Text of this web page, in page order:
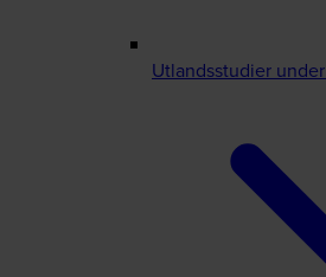
Utlandsstudier